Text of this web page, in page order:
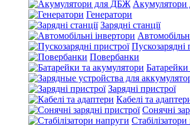
Генератори
Зарядні станції
Пускозарядні
Повербанки
Зарядні пристрої
Кабелі та
Сонячні